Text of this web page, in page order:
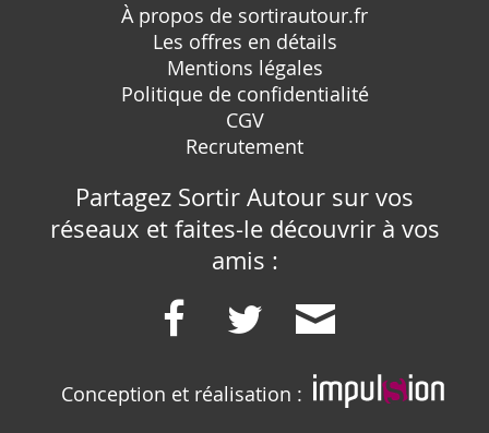
À propos de sortirautour.fr
Les offres en détails
Mentions légales
Politique de confidentialité
CGV
Recrutement
Partagez Sortir Autour sur vos
réseaux et faites-le découvrir à vos
amis :
Conception et réalisation :